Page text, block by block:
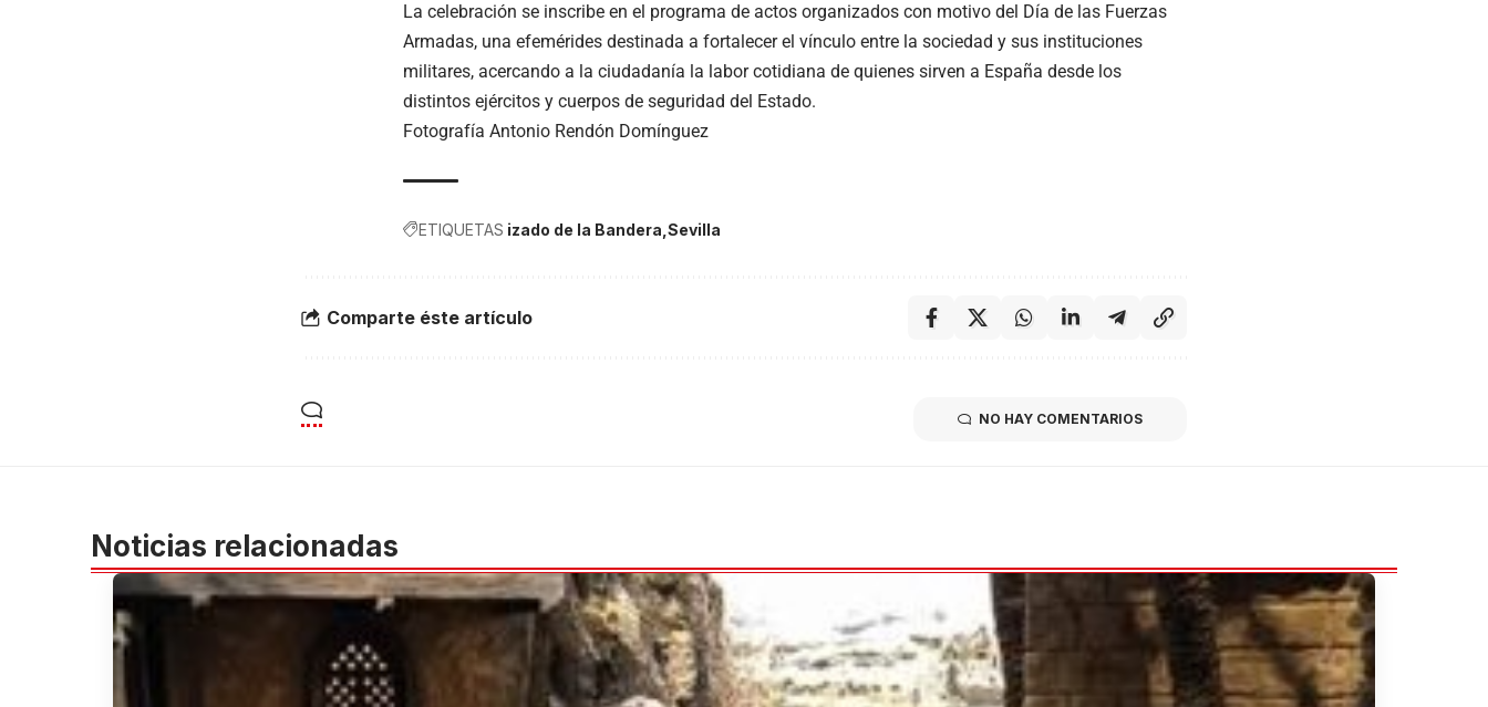
La celebración se inscribe en el programa de actos organizados con motivo del Día de las Fuerzas
Armadas, una efemérides destinada a fortalecer el vínculo entre la sociedad y sus instituciones
militares, acercando a la ciudadanía la labor cotidiana de quienes sirven a España desde los
distintos ejércitos y cuerpos de seguridad del Estado.
Fotografía Antonio Rendón Domínguez
ETIQUETAS izado de la Bandera Sevilla
Comparte éste artículo
NO HAY COMENTARIOS
Noticias relacionadas